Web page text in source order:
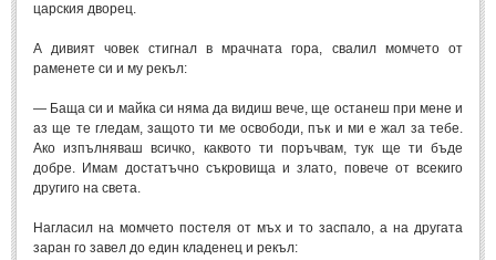
ФИЛОСОФИЯ
Философски мисли
Житейска философия (83)
Философия на любовта
ПРИТЧИ
ПРИТЧИ
царския дворец.
А дивият човек стигнал в мрачната гора, свалил момчето от
раменете си и му рекъл:
— Баща си и майка си няма да видиш вече, ще останеш при мене и
аз ще те гледам, защото ти ме освободи, пък и ми е жал за тебе.
Ако изпълняваш всичко, каквото ти поръчвам, тук ще ти бъде
добре. Имам достатъчно съкровища и злато, повече от всекиго
другиго на света.
Нагласил на момчето постеля от мъх и то заспало, а на другата
заран го завел до един кладенец и рекъл: